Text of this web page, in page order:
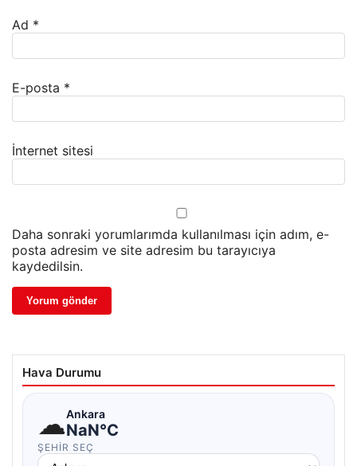
Ad *
E-posta *
İnternet sitesi
Daha sonraki yorumlarımda kullanılması için adım, e-
posta adresim ve site adresim bu tarayıcıya
kaydedilsin.
Hava Durumu
☁Ankara
NaN°C
ŞEHIR SEÇ